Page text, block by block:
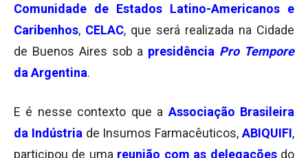
Comunidade de Estados Latino-Americanos e
Caribenhos, CELAC, que será realizada na Cidade
de Buenos Aires sob a presidência Pro Tempore
da Argentina.
E é nesse contexto que a Associação Brasileira
da Indústria de Insumos Farmacêuticos,ABIQUIFI,
participou de uma reunião com as delegaçõesdo